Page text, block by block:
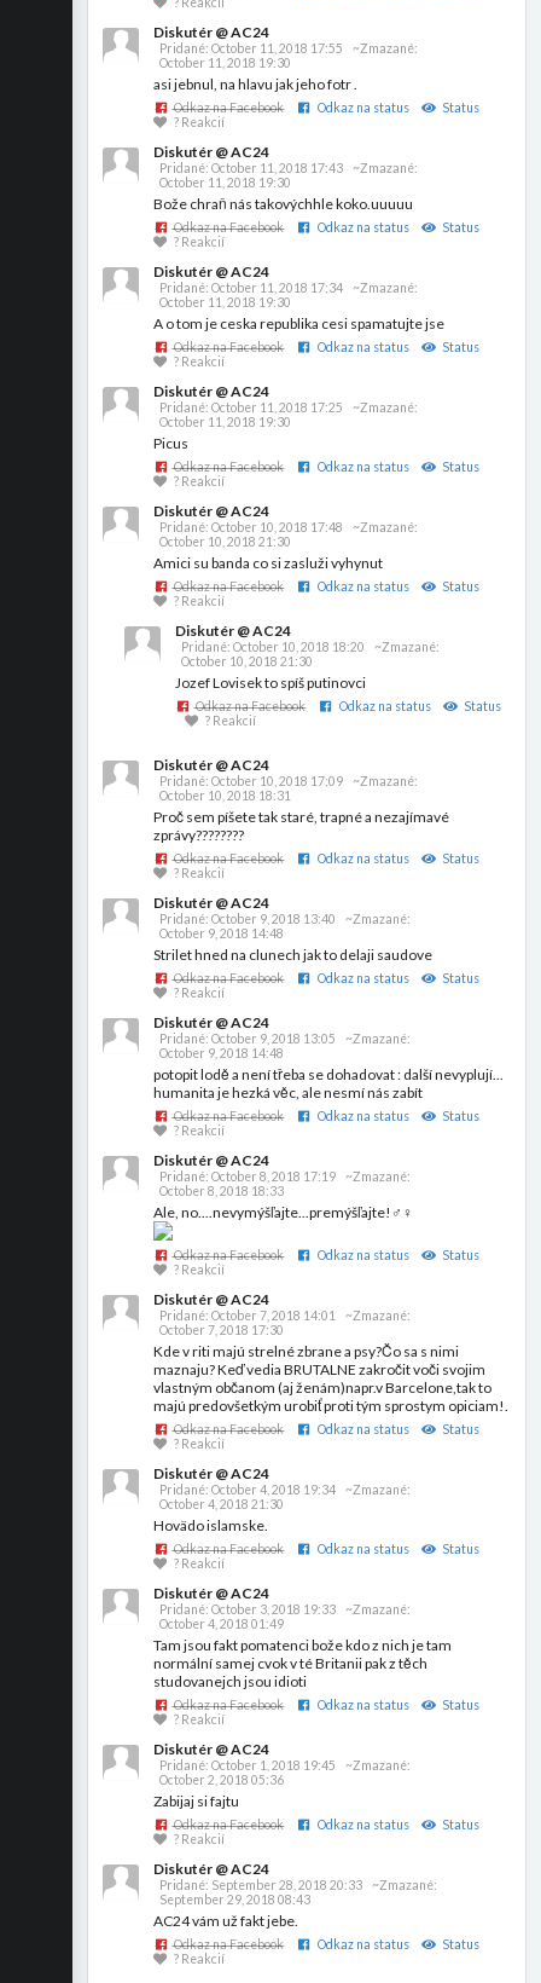
Diskutér @ AC24
Pridané:October 11, 2018 17:55
~Zmazané:
October 11, 2018 19:30
asi jebnul, na hlavu jak jeho fotr .
Odkaz na Facebook Odkaz na status
Status
? Reakcií
Diskutér @ AC24
Pridané:October 11, 2018 17:43
~Zmazané:
October 11, 2018 19:30
Bože chraň nás takovýchhle koko.uuuuu
Odkaz na Facebook Odkaz na status
Status
? Reakcií
Diskutér @ AC24
Pridané:October 11, 2018 17:34
~Zmazané:
October 11, 2018 19:30
A o tom je ceska republika cesi spamatujte jse
Odkaz na Facebook Odkaz na status
Status
? Reakcií
Diskutér @ AC24
Pridané:October 11, 2018 17:25
~Zmazané:
October 11, 2018 19:30
Picus
Odkaz na Facebook Odkaz na status
Status
? Reakcií
Diskutér @ AC24
Pridané:October 10, 2018 17:48
~Zmazané:
October 10, 2018 21:30
Amici su banda co si zasluži vyhynut
Odkaz na Facebook Odkaz na status
Status
? Reakcií
Diskutér @ AC24
Pridané:October 10, 2018 18:20
~Zmazané:
October 10, 2018 21:30
Jozef Lovisek to spíš putinovci
Odkaz na Facebook Odkaz na status
Status
? Reakcií
Diskutér @ AC24
Pridané:October 10, 2018 17:09
~Zmazané:
October 10, 2018 18:31
Proč sem píšete tak staré, trapné a nezajímavé
zprávy????????
Odkaz na Facebook Odkaz na status
Status
? Reakcií
Diskutér @ AC24
Pridané:October 9, 2018 13:40
~Zmazané:
October 9, 2018 14:48
Strilet hned na clunech jak to delaji saudove
Odkaz na Facebook Odkaz na status
Status
? Reakcií
Diskutér @ AC24
Pridané:October 9, 2018 13:05
~Zmazané:
October 9, 2018 14:48
potopit lodě a není třeba se dohadovat : další nevyplují...
humanita je hezká věc, ale nesmí nás zabít
Odkaz na Facebook Odkaz na status
Status
? Reakcií
Diskutér @ AC24
Pridané:October 8, 2018 17:19
~Zmazané:
October 8, 2018 18:33
Ale, no....nevymýšľajte...premýšľajte!‍♂️‍♀️
Odkaz na Facebook Odkaz na status
Status
? Reakcií
Diskutér @ AC24
Pridané:October 7, 2018 14:01
~Zmazané:
October 7, 2018 17:30
Kde v riti majú strelné zbrane a psy?Čo sa s nimi
maznaju? Keď vedia BRUTALNE zakročit voči svojim
vlastným občanom (aj ženám)napr.v Barcelone,tak to
majú predovšetkým urobiť proti tým sprostym opiciam!.
Odkaz na Facebook Odkaz na status
Status
? Reakcií
Diskutér @ AC24
Pridané:October 4, 2018 19:34
~Zmazané:
October 4, 2018 21:30
Hovädo islamske.
Odkaz na Facebook Odkaz na status
Status
? Reakcií
Diskutér @ AC24
Pridané:October 3, 2018 19:33
~Zmazané:
October 4, 2018 01:49
Tam jsou fakt pomatenci bože kdo z nich je tam
normální samej cvok v té Britanii pak z těch
studovanejch jsou idioti
Odkaz na Facebook Odkaz na status
Status
? Reakcií
Diskutér @ AC24
Pridané:October 1, 2018 19:45
~Zmazané:
October 2, 2018 05:36
Zabijaj si fajtu
Odkaz na Facebook Odkaz na status
Status
? Reakcií
Diskutér @ AC24
Pridané: September 28, 2018 20:33
~Zmazané:
September 29, 2018 08:43
AC24 vám už fakt jebe.
Odkaz na Facebook Odkaz na status
Status
? Reakcií